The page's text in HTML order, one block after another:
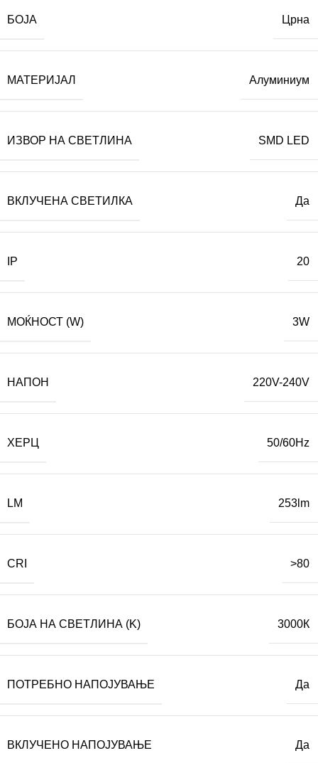
БОЈА Црна
МАТЕРИЈАЛ Алуминиум
ИЗВОР НА СВЕТЛИНА SMD LED
ВКЛУЧЕНА СВЕТИЛКА Да
IP 20
МОЌНОСТ (W) 3W
НАПОН 220V-240V
ХЕРЦ 50/60Hz
LM 253lm
CRI >80
БОЈА НА СВЕТЛИНА (K) 3000К
ПОТРЕБНО НАПОЈУВАЊЕ Да
ВКЛУЧЕНО НАПОЈУВАЊЕ Да